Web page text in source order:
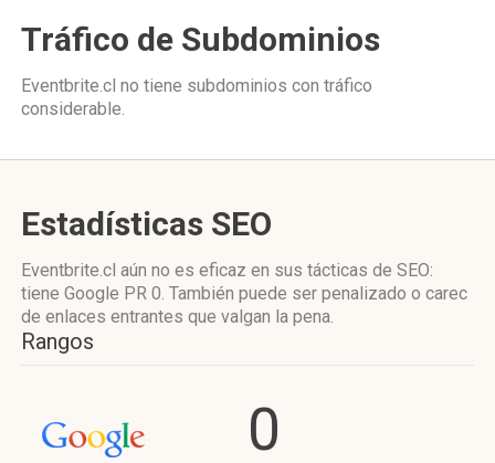
Tráfico de Subdominios
Eventbrite.cl no tiene subdominios con tráfico
considerable.
Estadísticas SEO
Eventbrite.cl aún no es eficaz en sus tácticas de SEO:
tiene Google PR 0. También puede ser penalizado o carec
de enlaces entrantes que valgan la pena.
Rangos
0